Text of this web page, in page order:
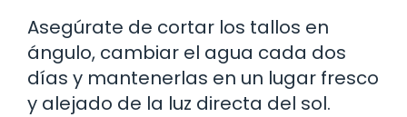
Asegúrate de cortar los tallos en
ángulo, cambiar el agua cada dos
días y mantenerlas en un lugar fresco
y alejado de la luz directa del sol.